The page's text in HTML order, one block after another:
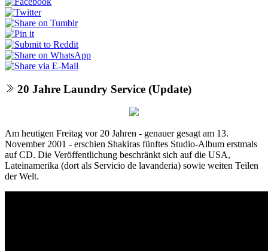
20 Jahre Laundry Service (Update)
Am heutigen Freitag vor 20 Jahren - genauer gesagt am 13.
November 2001 - erschien Shakiras fünftes Studio-Album erstmals
auf CD. Die Veröffentlichung beschränkt sich auf die USA,
Lateinamerika (dort als Servicio de lavanderia) sowie weiten Teilen
der Welt.